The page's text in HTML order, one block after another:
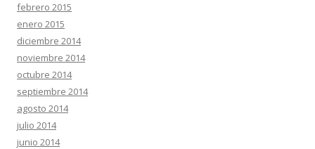
febrero 2015
enero 2015
diciembre 2014
noviembre 2014
octubre 2014
septiembre 2014
agosto 2014
julio 2014
junio 2014